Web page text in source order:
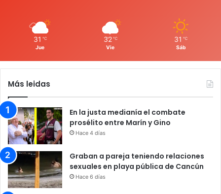
31 ℃
Jue
32 ℃
Vie
31 ℃
Sáb
Más leidas
En la justa medianía el combate
prosélito entre Marín y Gino
Hace 4 días
Graban a pareja teniendo relaciones
sexuales en playa pública de Cancún
Hace 6 días